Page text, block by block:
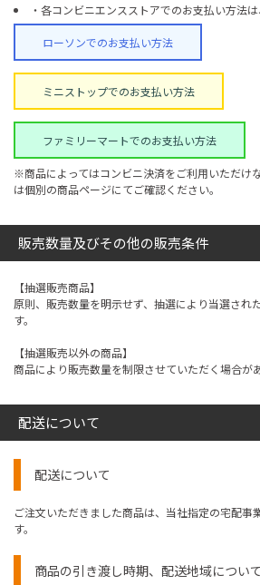
・各コンビニエンスストアでのお支払い方法は
ローソンでのお支払い方法
ミニストップでのお支払い方法
ファミリーマートでのお支払い方法
※商品によってはコンビニ決済をご利用いただけ
は個別の商品ページにてご確認ください。
販売数量及びその他の販売条件
【抽選販売商品】
原則、販売数量を明示せず、抽選により当選され
す。
【抽選販売以外の商品】
商品により販売数量を制限させていただく場合があ
配送について
配送について
ご注文いただきました商品は、当社指定の宅配事
す。
商品の引き渡し時期、配送地域について